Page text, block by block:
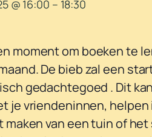
@ 16:00 – 18:30
moment om boeken te
De bieb zal een
gedachtegoed . Dit
je vriendeninnen,
maken van een tuin of